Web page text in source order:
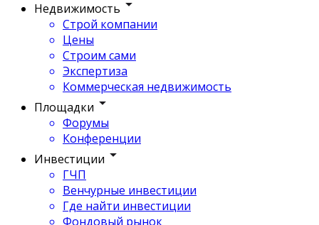
Недвижимость
Строй компании
Цены
Строим сами
Экспертиза
Коммерческая недвижимость
Площадки
Форумы
Конференции
Инвестиции
ГЧП
Венчурные инвестиции
Где найти инвестиции
Фондовый рынок